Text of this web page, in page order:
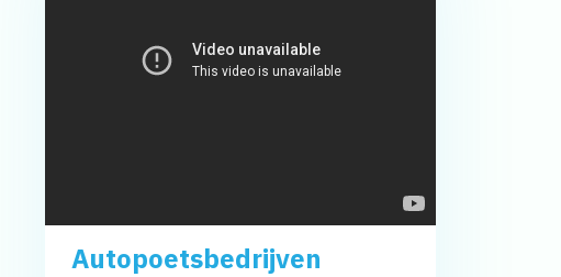
Autopoetsbedrijven